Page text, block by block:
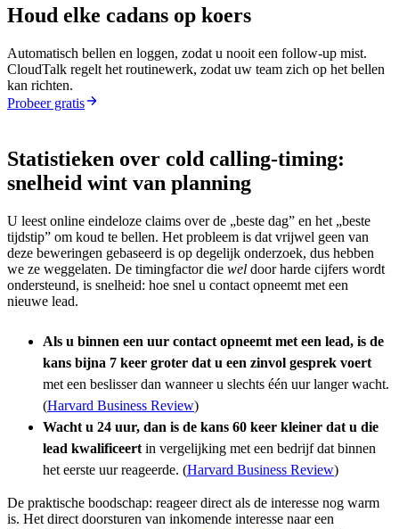
Houd elke cadans op koers
Automatisch bellen en loggen, zodat u nooit een follow-up mist.
CloudTalk regelt het routinewerk, zodat uw team zich op het bellen
kan richten.
Probeer gratis
Statistieken over cold calling-timing:
snelheid wint van planning
U leest online eindeloze claims over de „beste dag” en het „beste
tijdstip” om koud te bellen. Het probleem is dat vrijwel geen van
deze beweringen gebaseerd is op degelijk onderzoek, dus hebben
we ze weggelaten. De timingfactor die wel door harde cijfers wordt
ondersteund, is snelheid: hoe snel u contact opneemt met een
nieuwe lead.
Als u binnen een uur contact opneemt met een lead, is de
kans bijna 7 keer groter dat u een zinvol gesprek voert
met een beslisser dan wanneer u slechts één uur langer wacht.
(Harvard Business Review)
Wacht u 24 uur, dan is de kans 60 keer kleiner dat u die
lead kwalificeert in vergelijking met een bedrijf dat binnen
het eerste uur reageerde. (Harvard Business Review)
De praktische boodschap: reageer direct als de interesse nog warm
is. Het direct doorsturen van inkomende interesse naar een